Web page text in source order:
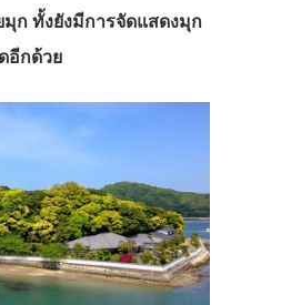
ก ทั้งยังมีการจัดแสดงมุก
อีกด้วย